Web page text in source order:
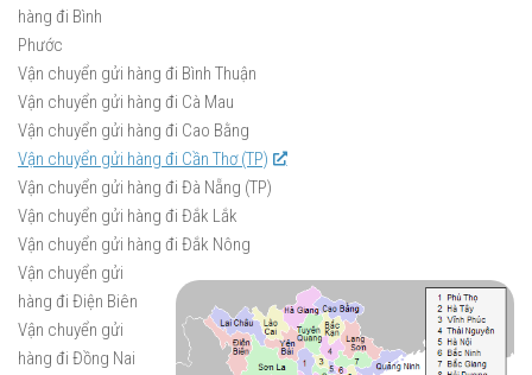
hàng đi Bình
Phước
Vận chuyển gửi hàng đi Bình Thuận
Vận chuyển gửi hàng đi Cà Mau
Vận chuyển gửi hàng đi Cao Bằng
Vận chuyển gửi hàng đi Cần Thơ (TP)
Vận chuyển gửi hàng đi Đà Nẵng (TP)
Vận chuyển gửi hàng đi Đắk Lắk
Vận chuyển gửi hàng đi Đắk Nông
Vận chuyển gửi
hàng đi Điện Biên
Vận chuyển gửi
hàng đi Đồng Nai